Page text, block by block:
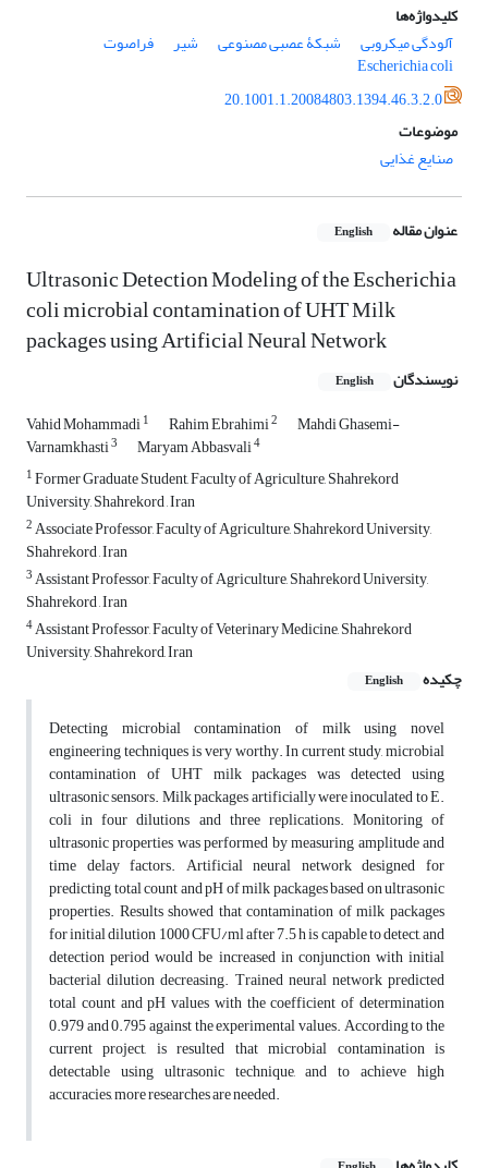
کلیدواژه‌ها
آلودگی میکروبی
شبکۀ عصبی مصنوعی شیر فراصوت
Escherichia coli
20.1001.1.20084803.1394.46.3.2.0
موضوعات
صنایع غذایی
عنوان مقاله English
Ultrasonic Detection Modeling of the Escherichia
coli microbial contamination of UHT Milk
packages using Artificial Neural Network
نویسندگان English
Vahid Mohammadi1 Rahim Ebrahimi2 Mahdi Ghasemi-
Varnamkhasti3 Maryam Abbasvali4
1Former Graduate Student, Faculty of Agriculture, Shahrekord
University, Shahrekord , Iran
2Associate Professor, Faculty of Agriculture, Shahrekord University,
Shahrekord , Iran
3Assistant Professor, Faculty of Agriculture, Shahrekord University,
Shahrekord , Iran
4Assistant Professor, Faculty of Veterinary Medicine, Shahrekord
University, Shahrekord, Iran
چکیده
English
Detecting microbial contamination of milk using novel
engineering techniques is very worthy. In current study, microbial
contamination of UHT milk packages was detected using
ultrasonic sensors. Milk packages artificially were inoculated to E.
coli in four dilutions and three replications. Monitoring of
ultrasonic properties was performed by measuring amplitude and
time delay factors. Artificial neural network designed for
predicting total count and pH of milk packages based on ultrasonic
properties. Results showed that contamination of milk packages
for initial dilution 1000 CFU/ml after 7.5 h is capable to detect, and
detection period would be increased in conjunction with initial
bacterial dilution decreasing. Trained neural network predicted
total count and pH values with the coefficient of determination
0.979 and 0.795 against the experimental values. According to the
current project, is resulted that microbial contamination is
detectable using ultrasonic technique, and to achieve high
accuracies, more researches are needed.